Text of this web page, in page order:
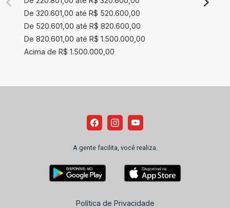
De 320.601,00 até R$ 520.600,00
De 520.601,00 até R$ 820.600,00
De 820.601,00 até R$ 1.500.000,00
Acima de R$ 1.500.000,00
A gente facilita, você realiza.
Política de Privacidade